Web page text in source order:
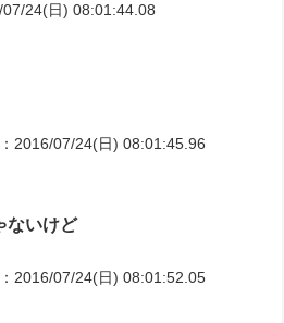
07/24(日) 08:01:44.08
：2016/07/24(日) 08:01:45.96
ないけど
：2016/07/24(日) 08:01:52.05